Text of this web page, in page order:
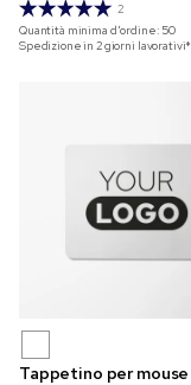
2
Quantità minima d'ordine: 50
Spedizione in 2 giorni lavorativi*
Tappetino per mouse